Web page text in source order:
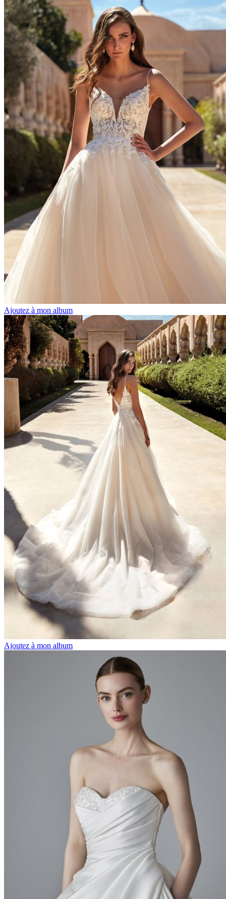
Ajoutez à mon album
Ajoutez à mon album